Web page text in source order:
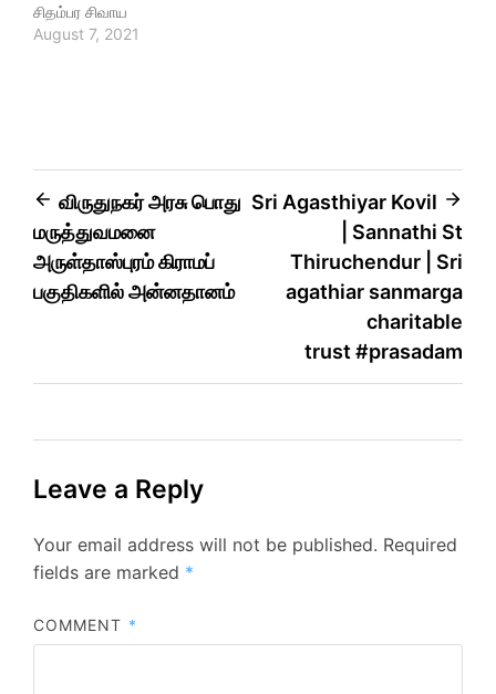
சிதம்பர சிவாய
இராமலிங்காய
65 நபர்களுக்கு
அன்னதானம் பார்சலில்
வழங்கப்பட்டது. #வழங்கியவ
ர் - சுப்பையா, சுப்பம்மா 13
ஆம் ஆண்டு நினைவு நாளை
முன்னிட்டுவேணுகோபால்,
மலர்விழி
நம, முருகரே அரங்கர்
August 7, 2021
விருதுநகர் அரசு பொது
மருத்துவமனை
அருள்தாஸ்புரம் கிராமப்
பகுதிகளில் அன்னதானம்
Sri Agasthiyar Kovil
| Sannathi St
Thiruchendur | Sri
agathiar sanmarga
charitable
trust #prasadam
Leave a Reply
Your email address will not be published. Required
fields are marked *
COMMENT *